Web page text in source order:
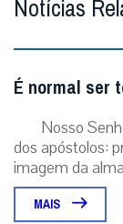
É normal ser
Nosso
dos apóstolos:
imagem da
MAIS